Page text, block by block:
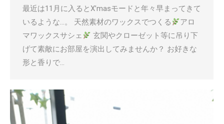
最近は11月に入るとX’masモードと年々早まってきて
いるような…。 天然素材のワックスでつくる
アロ
マワックスサシェ
玄関やクローゼット等に吊り下
げて素敵にお部屋を演出してみませんか？ お好きな
形と香りで…